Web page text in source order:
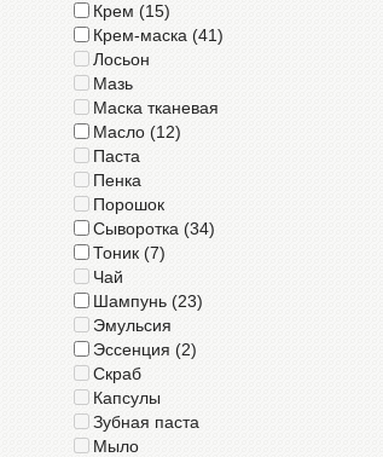
Крем (15)
Крем-маска (41)
Лосьон
Мазь
Маска тканевая
Масло (12)
Паста
Пенка
Порошок
Сыворотка (34)
Тоник (7)
Чай
Шампунь (23)
Эмульсия
Эссенция (2)
Скраб
Капсулы
Зубная паста
Мыло